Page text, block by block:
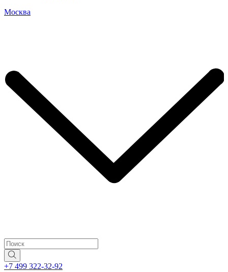
Москва
+7 499 322-32-92